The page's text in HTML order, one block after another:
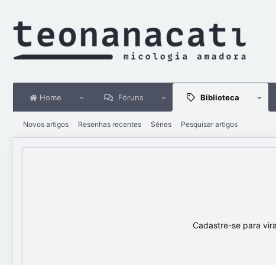
Home Fóruns Biblioteca
Novos artigos Resenhas recentes Séries Pesquisar artigos
Cadastre-se para